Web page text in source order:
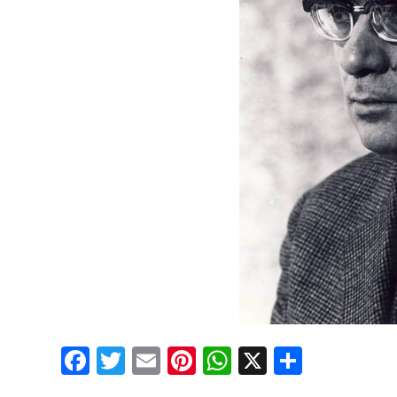
Facebook
Twitter
EmailPinterest
WhatsApp
X